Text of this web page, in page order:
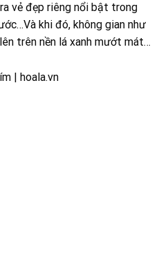
vẻ đẹp riêng nổi bật trong
khi đó, không gian như
trên nền lá xanh mướt mát…